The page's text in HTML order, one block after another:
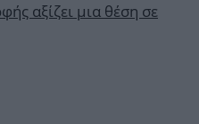
αξίζει μια θέση σε